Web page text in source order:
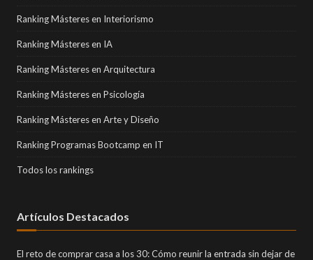
Ranking Másteres en Interiorismo
Ranking Másteres en IA
Ranking Másteres en Arquitectura
Ranking Másteres en Psicología
Ranking Másteres en Arte y Diseño
Ranking Programas Bootcamp en IT
Todos los rankings
Artículos Destacados
El reto de comprar casa a los 30: Cómo reunir la entrada sin dejar de